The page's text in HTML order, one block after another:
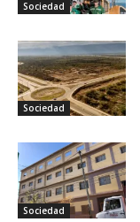
Sociedad
Sociedad
Sociedad